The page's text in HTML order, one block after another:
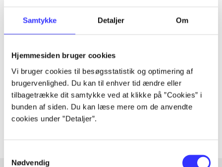
Samtykke Detaljer Om
Hjemmesiden bruger cookies
Vi bruger cookies til besøgsstatistik og optimering af
brugervenlighed. Du kan til enhver tid ændre eller
tilbagetrække dit samtykke ved at klikke på ”Cookies” i
bunden af siden. Du kan læse mere om de anvendte
cookies under ”Detaljer”.
Nødvendig
Artiklen er en del af
lorem ipsum dolor sit amet ...
Tidsskrift
Artiklerne i handler ofte om